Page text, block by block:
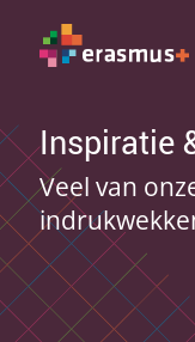
Inspiratie
Veel van